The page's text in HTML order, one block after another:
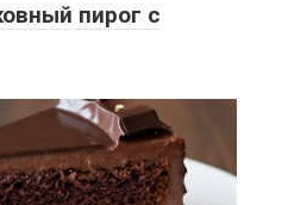
пирог с